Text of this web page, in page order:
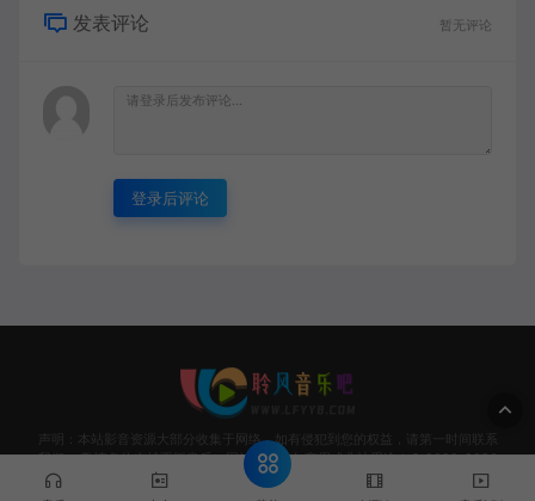
发表评论 暂无评论
登录后评论
声明：本站影音资源大部分收集于网络，如有侵犯到您的权益，请第一时间联系
我们。 敬请各位支持正版音乐，网站资源请勿商用或非法用途！© 2020-2026
Www.LFYY8.coM